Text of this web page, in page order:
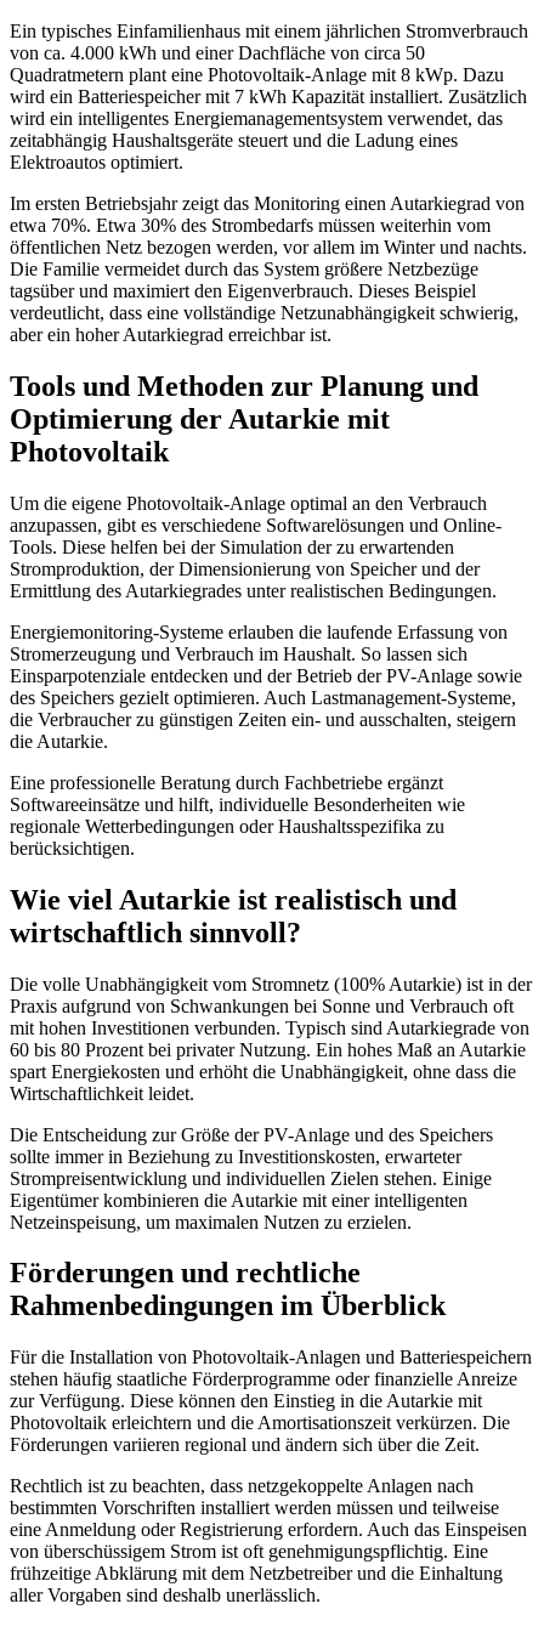
Ein typisches Einfamilienhaus mit einem jährlichen Stromverbrauch
von ca. 4.000 kWh und einer Dachfläche von circa 50
Quadratmetern plant eine Photovoltaik-Anlage mit 8 kWp. Dazu
wird ein Batteriespeicher mit 7 kWh Kapazität installiert. Zusätzlich
wird ein intelligentes Energiemanagementsystem verwendet, das
zeitabhängig Haushaltsgeräte steuert und die Ladung eines
Elektroautos optimiert.
Im ersten Betriebsjahr zeigt das Monitoring einen Autarkiegrad von
etwa 70%. Etwa 30% des Strombedarfs müssen weiterhin vom
öffentlichen Netz bezogen werden, vor allem im Winter und nachts.
Die Familie vermeidet durch das System größere Netzbezüge
tagsüber und maximiert den Eigenverbrauch. Dieses Beispiel
verdeutlicht, dass eine vollständige Netzunabhängigkeit schwierig,
aber ein hoher Autarkiegrad erreichbar ist.
Tools und Methoden zur Planung und
Optimierung der Autarkie mit
Photovoltaik
Um die eigene Photovoltaik-Anlage optimal an den Verbrauch
anzupassen, gibt es verschiedene Softwarelösungen und Online-
Tools. Diese helfen bei der Simulation der zu erwartenden
Stromproduktion, der Dimensionierung von Speicher und der
Ermittlung des Autarkiegrades unter realistischen Bedingungen.
Energiemonitoring-Systeme erlauben die laufende Erfassung von
Stromerzeugung und Verbrauch im Haushalt. So lassen sich
Einsparpotenziale entdecken und der Betrieb der PV-Anlage sowie
des Speichers gezielt optimieren. Auch Lastmanagement-Systeme,
die Verbraucher zu günstigen Zeiten ein- und ausschalten, steigern
die Autarkie.
Eine professionelle Beratung durch Fachbetriebe ergänzt
Softwareeinsätze und hilft, individuelle Besonderheiten wie
regionale Wetterbedingungen oder Haushaltsspezifika zu
berücksichtigen.
Wie viel Autarkie ist realistisch und
wirtschaftlich sinnvoll?
Die volle Unabhängigkeit vom Stromnetz (100% Autarkie) ist in der
Praxis aufgrund von Schwankungen bei Sonne und Verbrauch oft
mit hohen Investitionen verbunden. Typisch sind Autarkiegrade von
60 bis 80 Prozent bei privater Nutzung. Ein hohes Maß an Autarkie
spart Energiekosten und erhöht die Unabhängigkeit, ohne dass die
Wirtschaftlichkeit leidet.
Die Entscheidung zur Größe der PV-Anlage und des Speichers
sollte immer in Beziehung zu Investitionskosten, erwarteter
Strompreisentwicklung und individuellen Zielen stehen. Einige
Eigentümer kombinieren die Autarkie mit einer intelligenten
Netzeinspeisung, um maximalen Nutzen zu erzielen.
Förderungen und rechtliche
Rahmenbedingungen im Überblick
Für die Installation von Photovoltaik-Anlagen und Batteriespeichern
stehen häufig staatliche Förderprogramme oder finanzielle Anreize
zur Verfügung. Diese können den Einstieg in die Autarkie mit
Photovoltaik erleichtern und die Amortisationszeit verkürzen. Die
Förderungen variieren regional und ändern sich über die Zeit.
Rechtlich ist zu beachten, dass netzgekoppelte Anlagen nach
bestimmten Vorschriften installiert werden müssen und teilweise
eine Anmeldung oder Registrierung erfordern. Auch das Einspeisen
von überschüssigem Strom ist oft genehmigungspflichtig. Eine
frühzeitige Abklärung mit dem Netzbetreiber und die Einhaltung
aller Vorgaben sind deshalb unerlässlich.